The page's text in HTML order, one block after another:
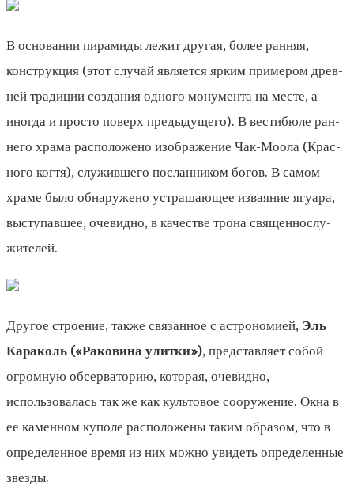
В основании пирамиды лежит другая, более ранняя,
конструкция (этот случай является ярким примером древ­
ней традиции создания одного монумента на месте, а
иногда и просто поверх предыдущего). В вестибюле ран­
него храма расположено изображение Чак-Моола (Крас­
ного когтя), служившего посланником богов. В самом
храме было обнаружено устрашающее изваяние ягуара,
выступавшее, очевидно, в качестве трона священнослу­
жителей.
Другое строение, также связанное с астрономией, Эль
Караколь («Раковина улитки»), представляет собой
огром­ную обсерваторию, которая, очевидно,
использовалась так же как культовое сооружение. Окна в
ее каменном куполе расположены таким образом, что в
определенное время из них можно увидеть определенные
звезды.